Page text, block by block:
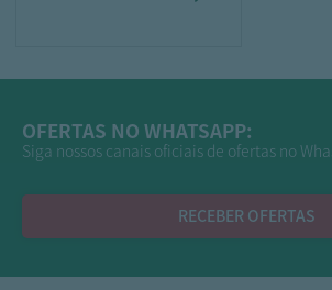
OFERTAS NO WHATSAPP:
Siga nossos canais oficiais de ofertas no
RECEBER OFERTAS